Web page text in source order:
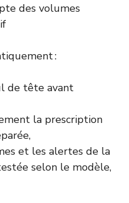
des volumes
:
de tête avant
la prescription
et les alertes de la
selon le modèle,